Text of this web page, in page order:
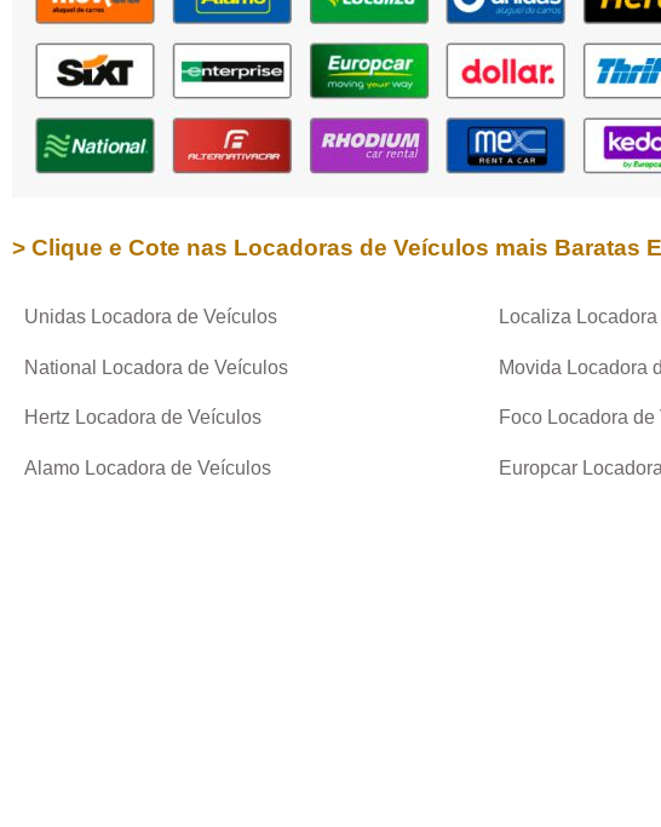
> Clique e Cote nas Locadoras de Veículos mais Baratas
Unidas Locadora de Veículos
National Locadora de Veículos
Hertz Locadora de Veículos
Alamo Locadora de Veículos
Localiza
Movida Locadora
Foco Locadora de
Europcar